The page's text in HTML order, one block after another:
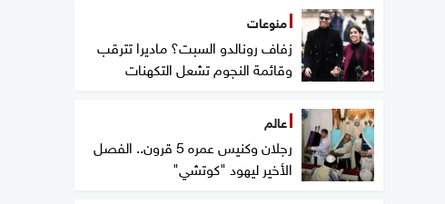
منوعات
زفاف رونالدو السبت؟ ماديرا تترقب
وقائمة النجوم تشعل التكهنات
عالم
رجلان وكنيس عمره 5 قرون.. الفصل
الأخير ليهود "كوتشي"